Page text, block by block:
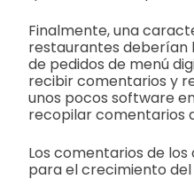
Finalmente, una
restaurantes deberían
de pedidos de menú
recibir comentarios y
unos pocos software
recopilar comentarios
Los comentarios de
para el crecimiento